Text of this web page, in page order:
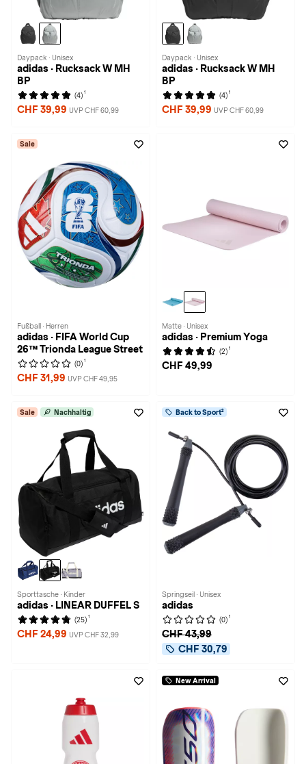
Daypack · Unisex
adidas · Rucksack W MH
BP
(4) 1
CHF 39,99 UVP CHF 60,99
Daypack · Unisex
adidas · Rucksack W MH
BP
(4) 1
CHF 39,99 UVP CHF 60,99
Sale
Fußball · Herren
adidas · FIFA World Cup
26™ Trionda League Street
(0) 1
CHF 31,99 UVP CHF 49,95
Matte · Unisex
adidas · Premium Yoga
(2) 1
CHF 49,99
Sale Nachhaltig
Sporttasche · Kinder
adidas · LINEAR DUFFEL S
(25) 1
CHF 24,99 UVP CHF 32,99
Back to Sport²
Springseil · Unisex
adidas
(0) 1
CHF 43,99
CHF 30,79
New Arrival